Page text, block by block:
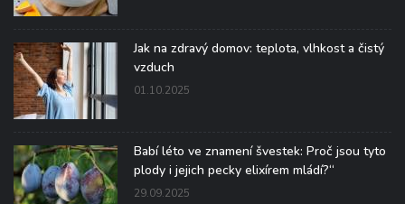
Jak na zdravý domov: teplota, vlhkost a čistý
vzduch
01.10.2025
Babí léto ve znamení švestek: Proč jsou tyto
plody i jejich pecky elixírem mládí?“
29.09.2025